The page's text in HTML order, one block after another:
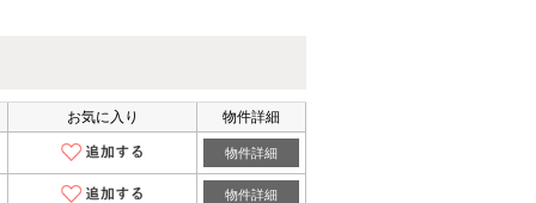
お気に入り 物件詳細
物件詳細
物件詳細